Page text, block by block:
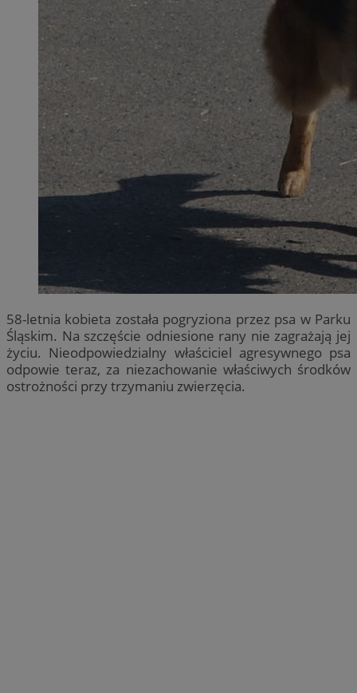
58-letnia kobieta została pogryziona przez psa w Parku
Śląskim. Na szczęście odniesione rany nie zagrażają jej
życiu. Nieodpowiedzialny właściciel agresywnego psa
odpowie teraz, za niezachowanie właściwych środków
ostrożności przy trzymaniu zwierzęcia.